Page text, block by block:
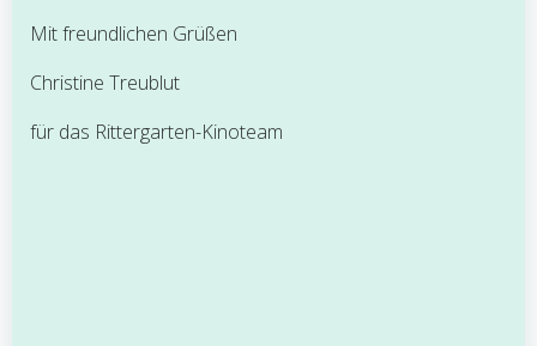
Mit freundlichen Grüßen
Christine Treublut
für das Rittergarten-Kinoteam